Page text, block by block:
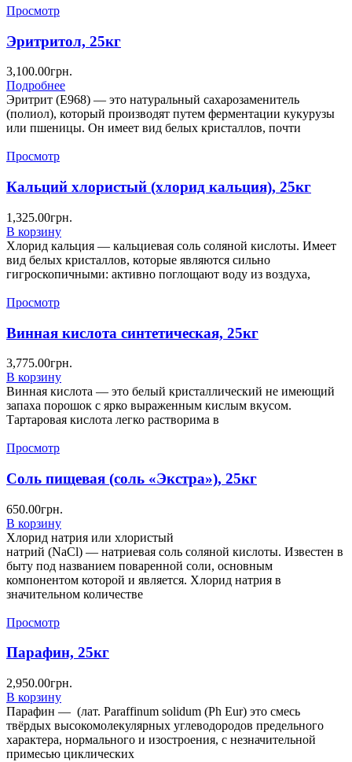
Просмотр
Эритритол, 25кг
3,100.00грн.
Подробнее
Эритрит (Е968) — это натуральный сахарозаменитель
(полиол), который производят путем ферментации кукурузы
или пшеницы. Он имеет вид белых кристаллов, почти
Просмотр
Кальций хлористый (хлорид кальция), 25кг
1,325.00грн.
В корзину
Хлорид кальция — кальциевая соль соляной кислоты. Имеет
вид белых кристаллов, которые являются сильно
гигроскопичными: активно поглощают воду из воздуха,
Просмотр
Винная кислота синтетическая, 25кг
3,775.00грн.
В корзину
Винная кислота — это белый кристаллический не имеющий
запаха порошок с ярко выраженным кислым вкусом.
Тартаровая кислота легко растворима в
Просмотр
Соль пищевая (соль «Экстра»), 25кг
650.00грн.
В корзину
Хлорид натрия или хлористый
натрий (NaCl) — натриевая соль соляной кислоты. Известен в
быту под названием поваренной соли, основным
компонентом которой и является. Хлорид натрия в
значительном количестве
Просмотр
Парафин, 25кг
2,950.00грн.
В корзину
Парафин — (лат. Paraffinum solidum (Ph Eur) это смесь
твёрдых высокомолекулярных углеводородов предельного
характера, нормального и изостроения, с незначительной
примесью циклических